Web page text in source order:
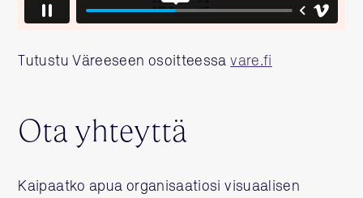
Tutustu Väreeseen osoitteessavare.fi
Ota yhteyttä
Kaipaatko apua organisaatiosi visuaalisen